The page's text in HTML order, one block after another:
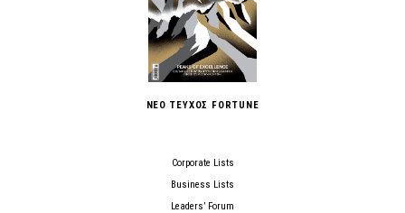
ΝΕΟ ΤΕΥΧΟΣ FORTUNE
Corporate Lists
Business Lists
Leaders’ Forum